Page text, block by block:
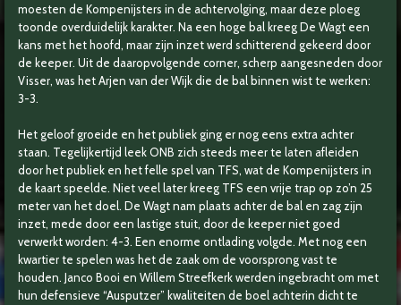
moesten de Kompenijsters in de achtervolging, maar deze ploeg
toonde overduidelijk karakter. Na een hoge bal kreeg De Wagt een
kans met het hoofd, maar zijn inzet werd schitterend gekeerd door
de keeper. Uit de daaropvolgende corner, scherp aangesneden door
Visser, was het Arjen van der Wijk die de bal binnen wist te werken:
3-3.
Het geloof groeide en het publiek ging er nog eens extra achter
staan. Tegelijkertijd leek ONB zich steeds meer te laten afleiden
door het publiek en het felle spel van TFS, wat de Kompenijsters in
de kaart speelde. Niet veel later kreeg TFS een vrije trap op zo’n 25
meter van het doel. De Wagt nam plaats achter de bal en zag zijn
inzet, mede door een lastige stuit, door de keeper niet goed
verwerkt worden: 4-3. Een enorme ontlading volgde. Met nog een
kwartier te spelen was het de zaak om de voorsprong vast te
houden. Janco Booi en Willem Streefkerk werden ingebracht om met
hun defensieve “Ausputzer” kwaliteiten de boel achterin dicht te